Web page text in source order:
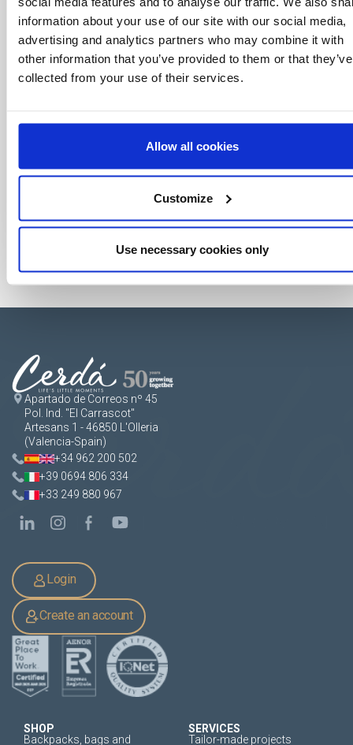
information about your use of our site with our social media,
advertising and analytics partners who may combine it with
other information that you’ve provided to them or that they’ve
collected from your use of their services.
Allow all cookies
Customize
Use necessary cookies only
Apartado de Correos nº 45
Pol. Ind. "El Carrascot"
Artesans 1 - 46850 L'Olleria
(Valencia-Spain)
+34 962 200 502
+39 0694 806 334
+33 249 880 967
Login
Create an account
SHOP
Backpacks, bags and
SERVICES
Tailor-made projects